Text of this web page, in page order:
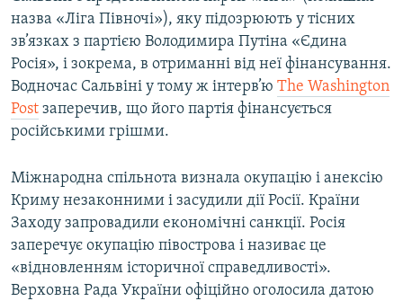
назва «Ліга Півночі»), яку підозрюють у тісних
зв’язках з партією Володимира Путіна «Єдина
Росія», і зокрема, в отриманні від неї фінансування.
Водночас Сальвіні у тому ж інтерв’ю The Washington
Post заперечив, що його партія фінансується
російськими грішми.
Міжнародна спільнота визнала окупацію і анексію
Криму незаконними і засудили дії Росії. Країни
Заходу запровадили економічні санкції. Росія
заперечує окупацію півострова і називає це
«відновленням історичної справедливості».
Верховна Рада України офіційно оголосила датою